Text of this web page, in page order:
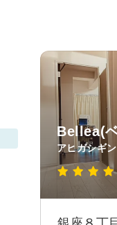
Bellea(
アヒガシギ